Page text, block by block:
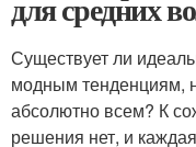
для средних
Существует ли
модным тенденциям,
абсолютно всем? К
решения нет, и